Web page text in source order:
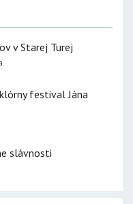
v Starej Turej
festival Jána
slávnosti